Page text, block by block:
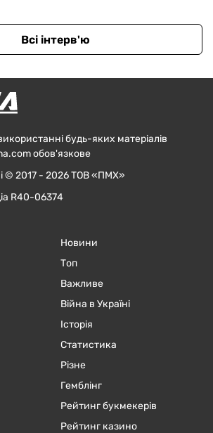
Всі інтерв'ю
будь-яких матеріалів
обов'язкове
© 2017 - 2026 ТОВ «ПМХ»
R40-06374
Новини
Топ
Важливе
Війна в Україні
Історія
Статистика
Різне
Гемблінг
Рейтинг букмекерів
Рейтинг казино